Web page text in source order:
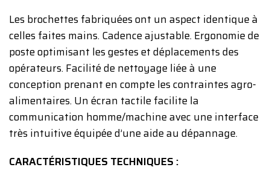
Les brochettes fabriquées ont un aspect identique à
celles faites mains. Cadence ajustable. Ergonomie de
poste optimisant les gestes et déplacements des
opérateurs. Facilité de nettoyage liée à une
conception prenant en compte les contraintes agro-
alimentaires. Un écran tactile facilite la
communication homme/machine avec une interface
très intuitive équipée d’une aide au dépannage.
CARACTÉRISTIQUES TECHNIQUES :